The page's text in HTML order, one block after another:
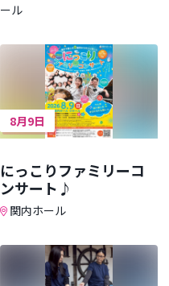
ール
8月9日
にっこりファミリーコ
ンサート♪
関内ホール